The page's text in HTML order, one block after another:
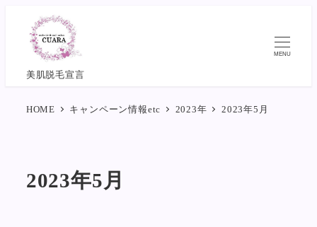
美肌脱毛宣言
MENU
HOME キャンペーン情報etc 2023年 2023年5月
2023年5月